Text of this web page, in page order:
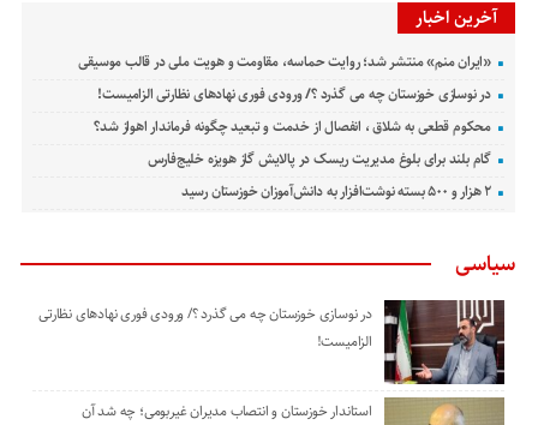
آخرین اخبار
«ایران منم» منتشر شد؛ روایت حماسه، مقاومت و هویت ملی در قالب موسیقی
در نوسازی خوزستان چه می گذرد ؟/ ورودی فوری نهادهای نظارتی الزامیست!
محکوم قطعی به شلاق ، انفصال از خدمت و تبعید چگونه فرماندار اهواز شد؟
گام بلند برای بلوغ مدیریت ریسک در پالایش گاز هویزه خلیج‌فارس
۲ هزار و ۵۰۰ بسته نوشت‌افزار به دانش‌آموزان خوزستان رسید
سیاسی
در نوسازی خوزستان چه می گذرد ؟/ ورودی فوری نهادهای نظارتی
الزامیست!
استاندار خوزستان و انتصاب مدیران غیربومی؛ چه شد آن